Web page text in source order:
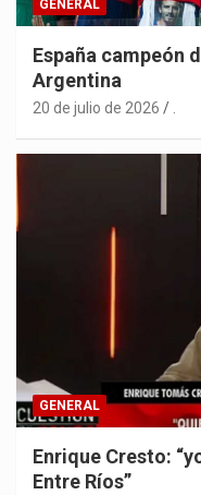
GENERAL
España campeón
Argentina
20 de julio de 2026 .
GENERAL
Enrique Cresto:
Entre Ríos”